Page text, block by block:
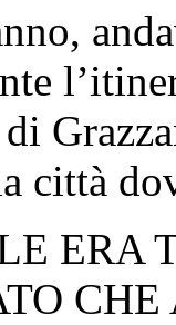
città
ERA
CHE